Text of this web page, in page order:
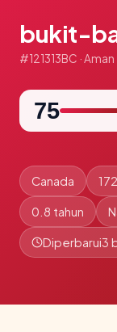
bukit-
#121313BC · Aman
75
Canada
0.8 tahun
Diperbarui3